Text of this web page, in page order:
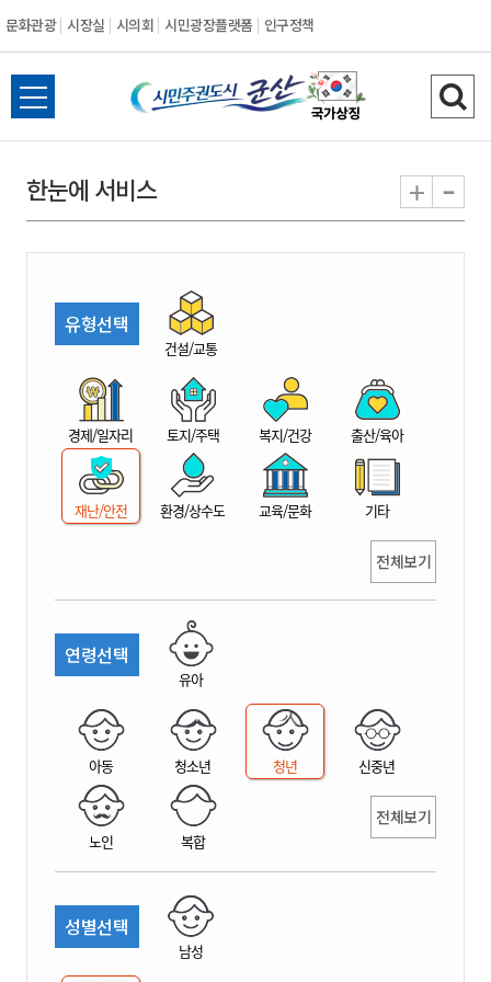
문화관광 시장실 시의회 시민광장플랫폼 인구정책
시
민
권
시
산
전
체
뉴
열
검
색
기
한눈에 서비스 + -
유형선택
건설/교통
경제/일자리 토지/주택 복지/건강 출산/육아
재난/안전 환경/상수도 교육/문화 기타
전체보기
연령선택
유아
아동 청소년 청년 신중년
노인 복합
전체보기
성별선택
남성